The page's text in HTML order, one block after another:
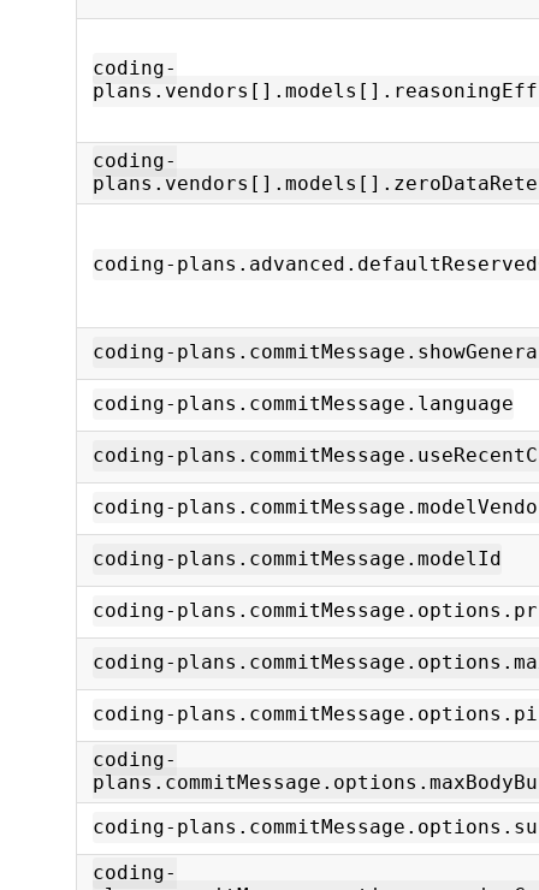
coding-
coding-
coding-
coding-
coding-plans.commitMessage.language
coding-
coding-
coding-plans.commitMessage.modelId
coding-
coding-
coding-
coding-
coding-
coding-